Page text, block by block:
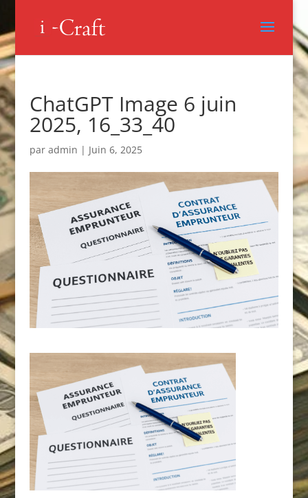
ChatGPT Image 6 juin
2025, 16_33_40
par admin | Juin 6, 2025